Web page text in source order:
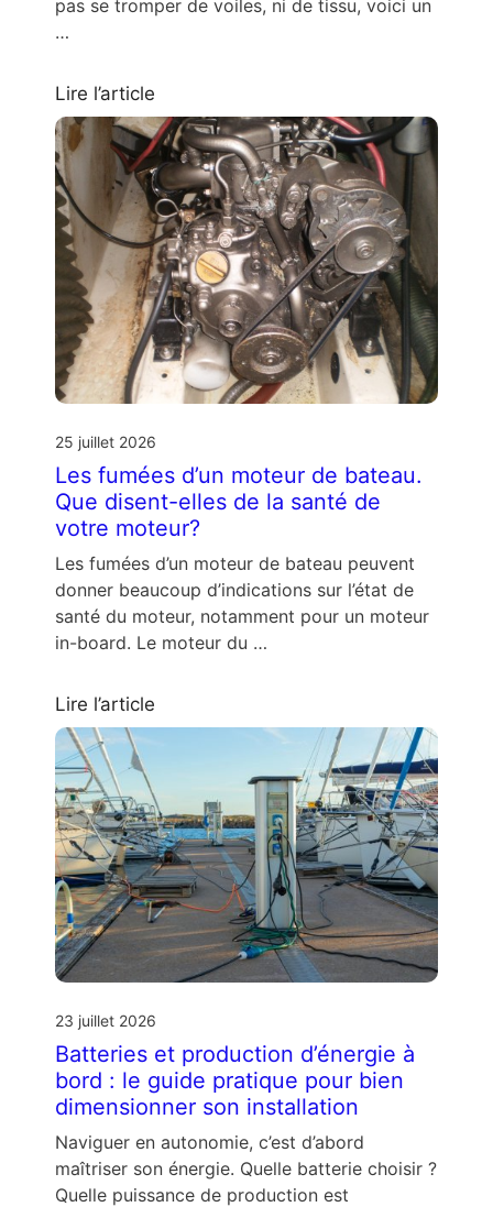
pas se tromper de voiles, ni de tissu, voici un
…
Lire l’article
25 juillet 2026
Les fumées d’un moteur de bateau.
Que disent-elles de la santé de
votre moteur?
Les fumées d’un moteur de bateau peuvent
donner beaucoup d’indications sur l’état de
santé du moteur, notamment pour un moteur
in-board. Le moteur du …
Lire l’article
23 juillet 2026
Batteries et production d’énergie à
bord : le guide pratique pour bien
dimensionner son installation
Naviguer en autonomie, c’est d’abord
maîtriser son énergie. Quelle batterie choisir ?
Quelle puissance de production est